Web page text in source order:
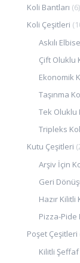
Koli Bantları (6)
Koli Çeşitleri
Askılı
Çift Oluklu
Ekonomik
Taşınma
Tek Oluklu
Tripleks
Kutu Çeşitleri
Arşiv İçin
Geri
Hazır Kilitli
Pizza-Pide
Poşet Çeşitleri
Kilitli